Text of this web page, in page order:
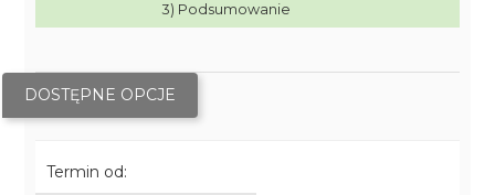
3) Podsumowanie
DOSTĘPNE OPCJE
Termin od: